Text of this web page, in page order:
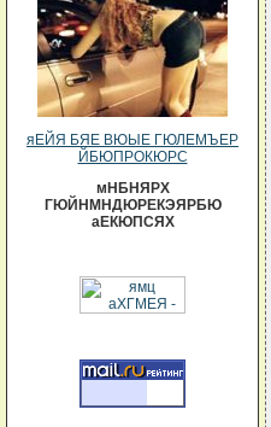
яЕЙЯ БЯЕ ВЮЫЕ ГЮЛЕМЪЕР
ЙБЮПРОКЮРС
мНБНЯРХ
ГЮЙНМНДЮРЕКЭЯРБЮ
аЕКЮПСЯХ